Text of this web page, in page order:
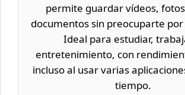
permite guardar vídeos,
documentos sin preocuparte por
Ideal para estudiar,
entretenimiento, con
incluso al usar varias
tiempo.